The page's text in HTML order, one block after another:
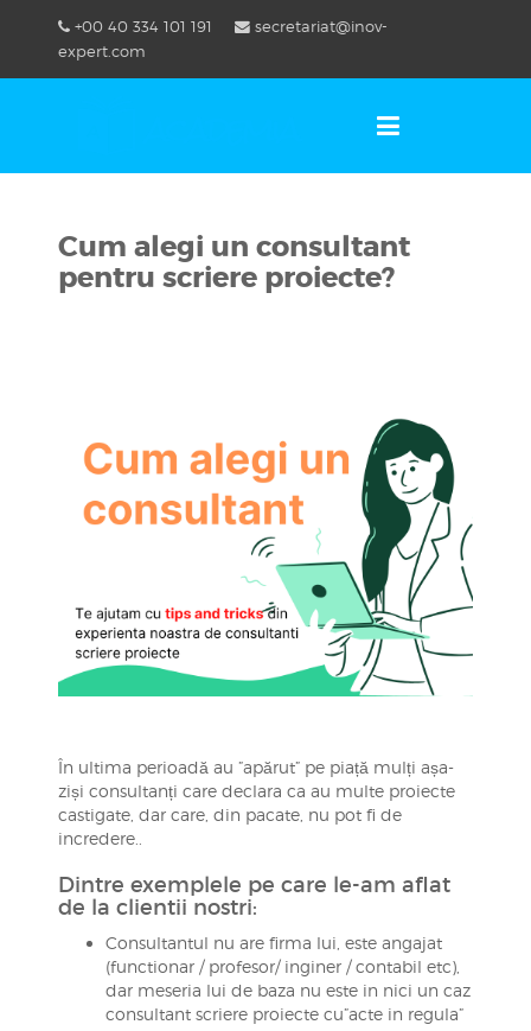
content
+00 40 334 101 191
secretariat@inov-
expert.com
Cum alegi un consultant
pentru scriere proiecte?
În ultima perioadă au ”apărut” pe piață mulți așa-
ziși consultanți care declara ca au multe proiecte
castigate, dar care, din pacate, nu pot fi de
incredere..
Dintre exemplele pe care le-am aflat
de la clientii nostri:
Consultantul nu are firma lui, este angajat
(functionar / profesor/ inginer / contabil etc),
dar meseria lui de baza nu este in nici un caz
consultant scriere proiecte cu”acte in regula”